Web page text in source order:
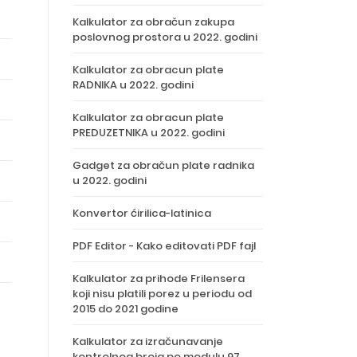
Kalkulator za obračun zakupa
poslovnog prostora u 2022. godini
Kalkulator za obracun plate
RADNIKA u 2022. godini
Kalkulator za obracun plate
PREDUZETNIKA u 2022. godini
Gadget za obračun plate radnika
u 2022. godini
Konvertor ćirilica-latinica
PDF Editor - Kako editovati PDF fajl
Kalkulator za prihode Frilensera
koji nisu platili porez u periodu od
2015 do 2021 godine
Kalkulator za izračunavanje